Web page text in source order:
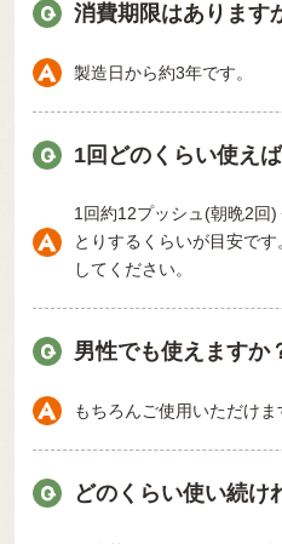
消費期限はあります
製造日から約3年です。
1回どのくらい使え
1回約12プッシュ(朝晩2回
とりするくらいが目安で
してください。
男性でも使えますか
もちろんご使用いただけま
どのくらい使い続け